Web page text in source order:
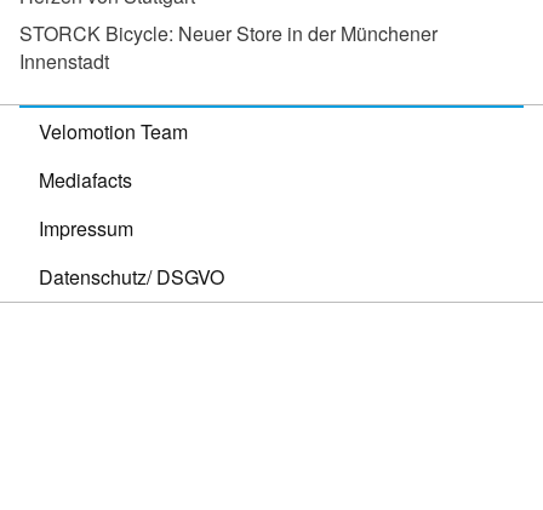
STORCK Bicycle: Neuer Store in der Münchener
Innenstadt
Velomotion Team
Mediafacts
Impressum
Datenschutz/ DSGVO